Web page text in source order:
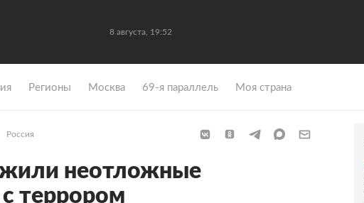
8 августа, 19:52
Регионы Москва 69-я параллель Моя страна
Россия
неотложные
террором